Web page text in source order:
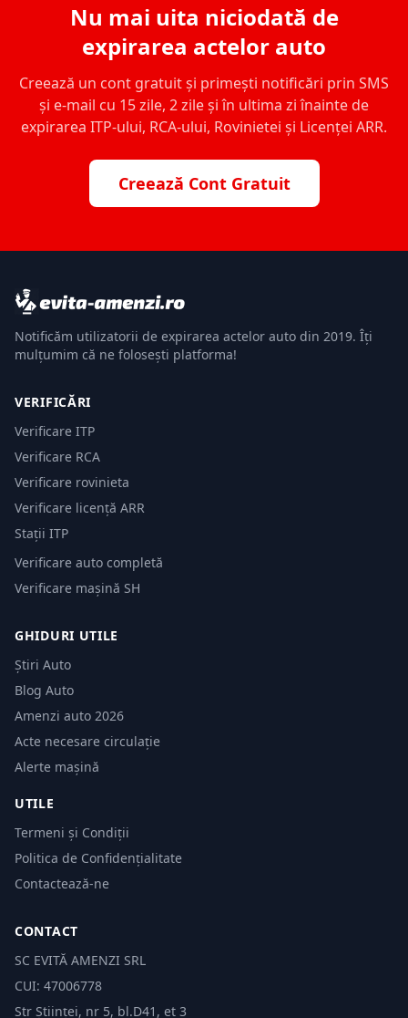
Nu mai uita niciodată de
expirarea actelor auto
Creează un cont gratuit și primești notificări prin SMS
și e-mail cu 15 zile, 2 zile și în ultima zi înainte de
expirarea ITP-ului, RCA-ului, Rovinietei și Licenței ARR.
Creează Cont Gratuit
Notificăm utilizatorii de expirarea actelor auto din 2019. Îți
mulțumim că ne folosești platforma!
VERIFICĂRI
Verificare ITP
Verificare RCA
Verificare rovinieta
Verificare licență ARR
Stații ITP
Verificare auto completă
Verificare mașină SH
GHIDURI UTILE
Știri Auto
Blog Auto
Amenzi auto 2026
Acte necesare circulație
Alerte mașină
UTILE
Termeni și Condiții
Politica de Confidențialitate
Contactează-ne
CONTACT
SC EVITĂ AMENZI SRL
CUI: 47006778
Str Științei, nr 5, bl.D41, et 3